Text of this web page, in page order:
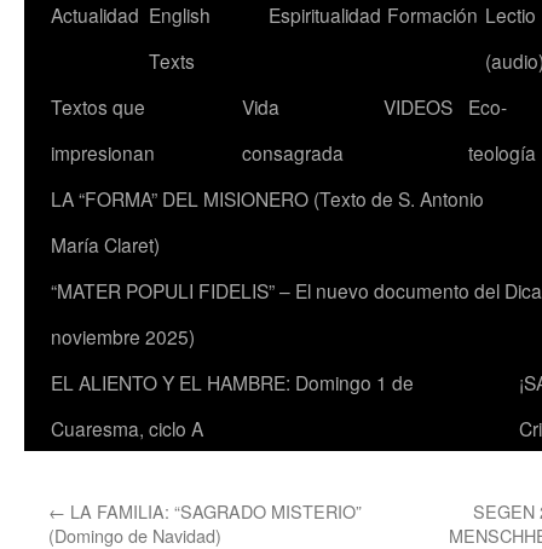
Actualidad English
Texts
Espiritualidad Formación Lectio
Textos que
impresionan
Vida
consagrada
VIDEOS
Eco-
teología
LA “FORMA” DEL MISIONERO (Texto de S. Antonio
María Claret)
“MATER POPULI FIDELIS” – El nuevo documento del
noviembre 2025)
EL ALIENTO Y EL HAMBRE: Domingo 1 de
Cuaresma, ciclo A
← LA FAMILIA: “SAGRADO MISTERIO”
(Domingo de Navidad)
SEGEN